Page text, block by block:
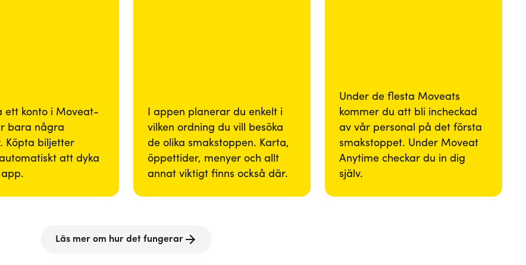
ett konto i Moveat-
bara några
Köpta biljetter
att dyka
I appen planerar du enkelt i
vilken ordning du vill besöka
de olika smakstoppen. Karta,
öppettider, menyer och allt
annat viktigt finns också där.
Under de flesta Moveats
kommer du att bli incheckad
av vår personal på det första
smakstoppet. Under Moveat
Anytime checkar du in dig
själv.
Läs mer om hur det fungerar